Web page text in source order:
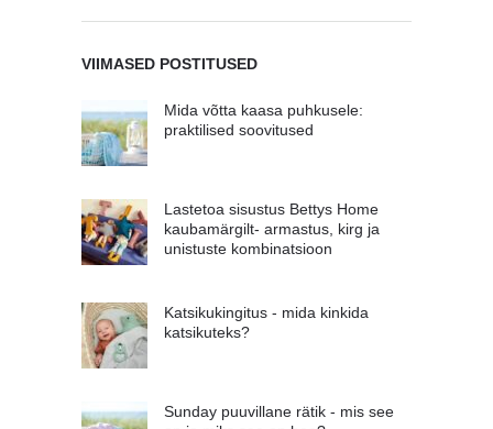
VIIMASED POSTITUSED
Mida võtta kaasa puhkusele:
praktilised soovitused
Lastetoa sisustus Bettys Home
kaubamärgilt- armastus, kirg ja
unistuste kombinatsioon
Katsikukingitus - mida kinkida
katsikuteks?
Sunday puuvillane rätik - mis see